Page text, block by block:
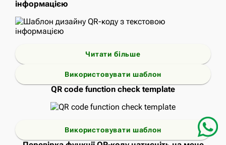
інформацією
Читати більше
Використовувати шаблон
QR code function check template
Використовувати шаблон